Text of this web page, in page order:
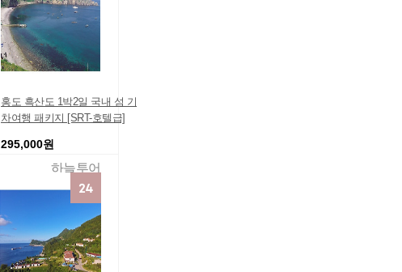
홍도 흑산도 1박2일 국내 섬 기
차여행 패키지 [SRT-호텔급]
295,000원
하늘투어